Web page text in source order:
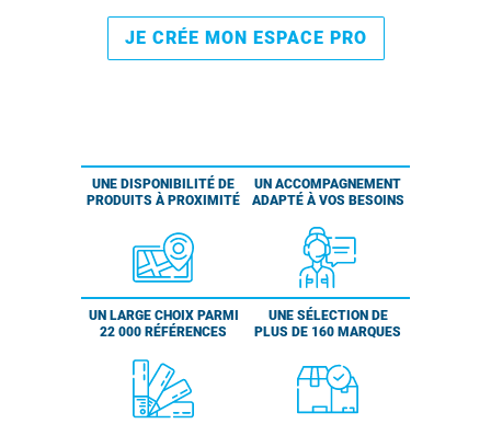
JE CRÉE MON ESPACE PRO
UNE DISPONIBILITÉ DE
PRODUITS À PROXIMITÉ
UN ACCOMPAGNEMENT
ADAPTÉ À VOS BESOINS
UN LARGE CHOIX PARMI
22 000 RÉFÉRENCES
UNE SÉLECTION DE
PLUS DE 160 MARQUES